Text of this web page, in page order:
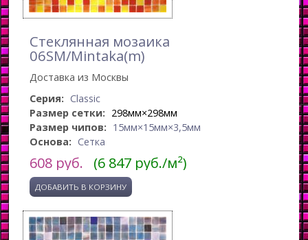
Стеклянная мозаика
06SM/Mintaka(m)
Доставка из Москвы
Серия: Classic
Размер сетки: 298мм×298мм
Размер чипов: 15мм×15мм×3,5мм
Основа: Сетка
608 руб. (6 847 руб./м²)